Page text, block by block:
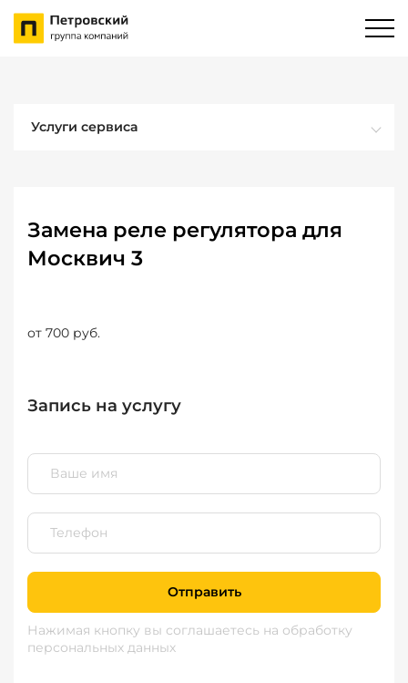
Услуги сервиса
Замена реле регулятора для
Москвич 3
от 700 руб.
Запись на услугу
Отправить
Нажимая кнопку вы соглашаетесь на обработку
персональных данных